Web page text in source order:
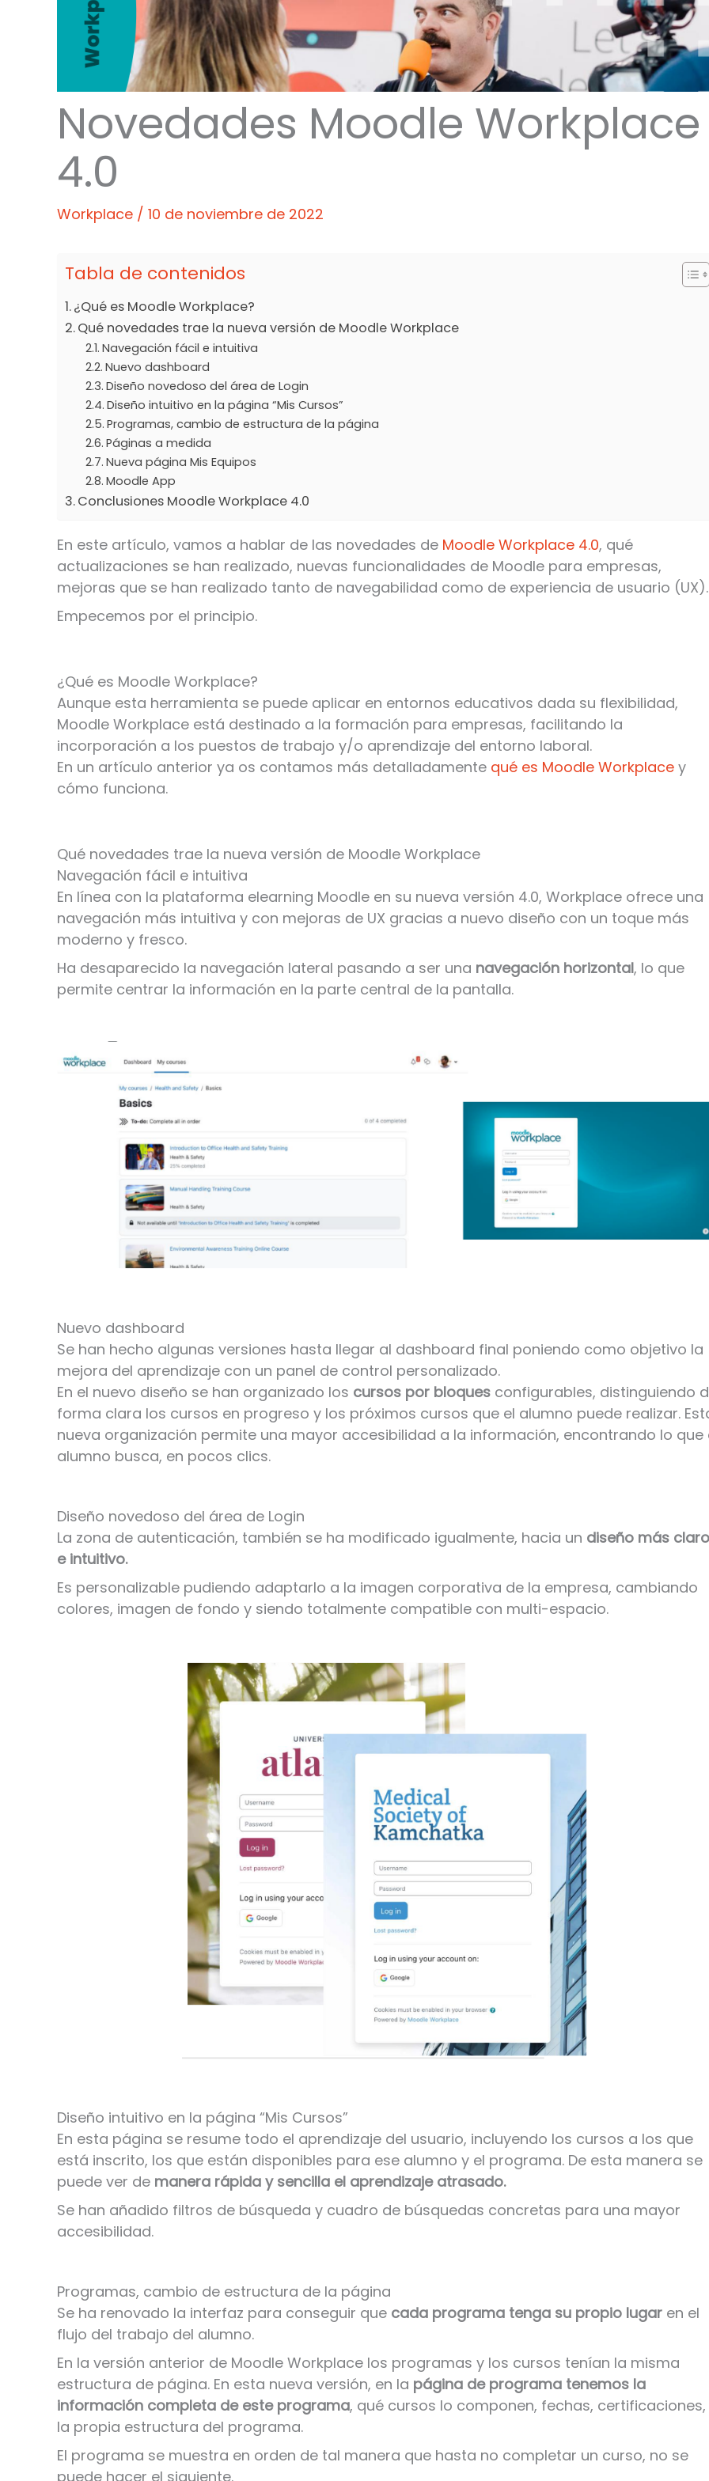
Novedades Moodle Workplace
4.0
Workplace / 10 de noviembre de 2022
Tabla de contenidos
¿Qué es Moodle Workplace?
Qué novedades trae la nueva versión de Moodle Workplace
Navegación fácil e intuitiva
Nuevo dashboard
Diseño novedoso del área de Login
Diseño intuitivo en la página “Mis Cursos”
Programas, cambio de estructura de la página
Páginas a medida
Nueva página Mis Equipos
Moodle App
Conclusiones Moodle Workplace 4.0
En este artículo, vamos a hablar de las novedades de Moodle Workplace 4.0, qué
actualizaciones se han realizado, nuevas funcionalidades de Moodle para empresas,
mejoras que se han realizado tanto de navegabilidad como de experiencia de usuario (UX).
Empecemos por el principio.
¿Qué es Moodle Workplace?
Aunque esta herramienta se puede aplicar en entornos educativos dada su flexibilidad,
Moodle Workplace está destinado a la formación para empresas, facilitando la
incorporación a los puestos de trabajo y/o aprendizaje del entorno laboral.
En un artículo anterior ya os contamos más detalladamente qué es Moodle Workplace y
cómo funciona.
Qué novedades trae la nueva versión de Moodle Workplace
Navegación fácil e intuitiva
En línea con la plataforma elearning Moodle en su nueva versión 4.0, Workplace ofrece una
navegación más intuitiva y con mejoras de UX gracias a nuevo diseño con un toque más
moderno y fresco.
Ha desaparecido la navegación lateral pasando a ser una navegación horizontal, lo que
permite centrar la información en la parte central de la pantalla.
Nuevo dashboard
Se han hecho algunas versiones hasta llegar al dashboard final poniendo como objetivo la
mejora del aprendizaje con un panel de control personalizado.
En el nuevo diseño se han organizado los cursos por bloques configurables, distinguiendo
forma clara los cursos en progreso y los próximos cursos que el alumno puede realizar.
nueva organización permite una mayor accesibilidad a la información, encontrando lo que
alumno busca, en pocos clics.
Diseño novedoso del área de Login
La zona de autenticación, también se ha modificado igualmente, hacia un diseño más claro
e intuitivo.
Es personalizable pudiendo adaptarlo a la imagen corporativa de la empresa, cambiando
colores, imagen de fondo y siendo totalmente compatible con multi-espacio.
Diseño intuitivo en la página “Mis Cursos”
En esta página se resume todo el aprendizaje del usuario, incluyendo los cursos a los que
está inscrito, los que están disponibles para ese alumno y el programa. De esta manera se
puede ver de manera rápida y sencilla el aprendizaje atrasado.
Se han añadido filtros de búsqueda y cuadro de búsquedas concretas para una mayor
accesibilidad.
Programas, cambio de estructura de la página
Se ha renovado la interfaz para conseguir que cada programa tenga su propio lugar en el
flujo del trabajo del alumno.
En la versión anterior de Moodle Workplace los programas y los cursos tenían la misma
estructura de página. En esta nueva versión, en la página de programa tenemos la
información completa de este programa, qué cursos lo componen, fechas, certificaciones,
la propia estructura del programa.
El programa se muestra en orden de tal manera que hasta no completar un curso, no se
puede hacer el siguiente.